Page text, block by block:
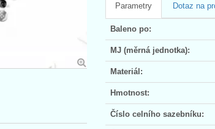
Parametry Dotaz na
Baleno po:
MJ (měrná jednotka):
Materiál:
Hmotnost:
Číslo celního sazebníku: